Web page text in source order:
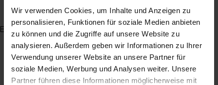
Wir verwenden Cookies, um Inhalte und Anzeigen zu
personalisieren, Funktionen für soziale Medien anbieten
zu können und die Zugriffe auf unsere Website zu
analysieren. Außerdem geben wir Informationen zu Ihrer
Verwendung unserer Website an unsere Partner für
soziale Medien, Werbung und Analysen weiter. Unsere
Partner führen diese Informationen möglicherweise mit
Auto-Staubmop Profi
Es wurde kein Artikel zu Ihrer Anfrage gefunden